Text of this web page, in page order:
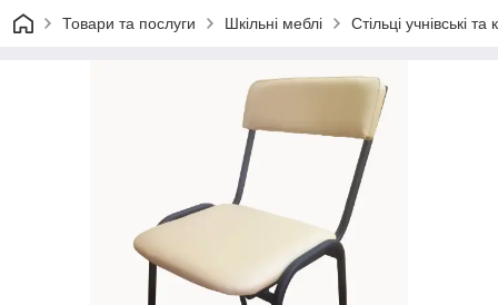
Товари та послуги Шкільні меблі Стільці учнівські